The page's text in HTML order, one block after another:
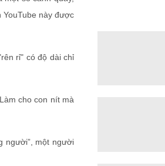
YouTube này được
rỉ" có độ dài chỉ
cho con nít mà
người”, một người